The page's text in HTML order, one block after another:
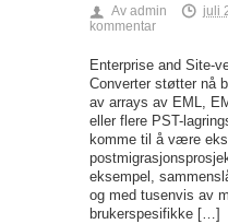
Av admin juli
kommentar
Enterprise and Site-
Converter støtter nå
av arrays av EML,
eller flere PST-
komme til å være
eksempel,
og med tusenvis av
brukerspesifikke […]